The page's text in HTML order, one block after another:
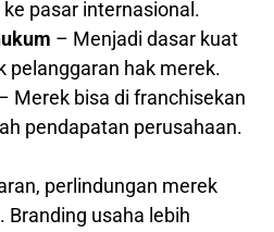
pasar internasional.
– Menjadi dasar kuat
pelanggaran hak merek.
Merek bisa di franchisekan
pendapatan perusahaan.
perlindungan merek
Branding usaha lebih